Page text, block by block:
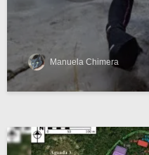
Manuela Chimera